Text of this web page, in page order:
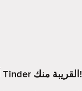
ألقِ نظرة على ما يحدث في المزيد من مُدن Tinder القريبة منك!